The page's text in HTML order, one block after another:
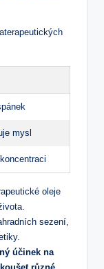
mysl
oleje
sezení,
účinek na